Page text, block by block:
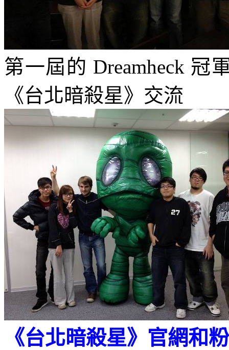
第一屆的 Dreamheck 冠
《台北暗殺星》交流
《台北暗殺星》官網和